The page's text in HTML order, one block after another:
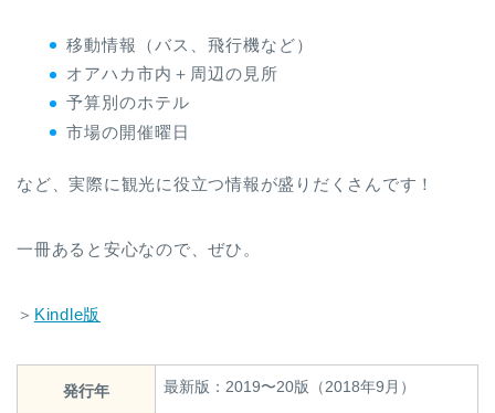
移動情報（バス、飛行機など）
オアハカ市内＋周辺の見所
予算別のホテル
市場の開催曜日
など、実際に観光に役立つ情報が盛りだくさんです！
一冊あると安心なので、ぜひ。
＞ Kindle版
発行年 最新版：2019〜20版（2018年9月）